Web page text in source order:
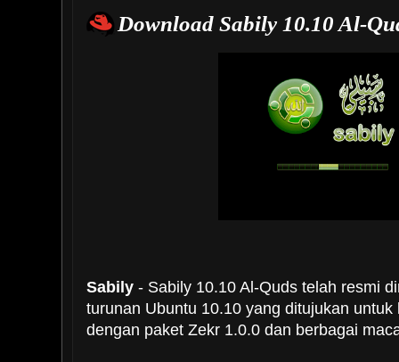
Download Sabily 10.10 Al-
Sabily - Sabily 10.10 Al-Quds telah resmi
turunan Ubuntu 10.10 yang ditujukan
dengan paket Zekr 1.0.0 dan berbagai